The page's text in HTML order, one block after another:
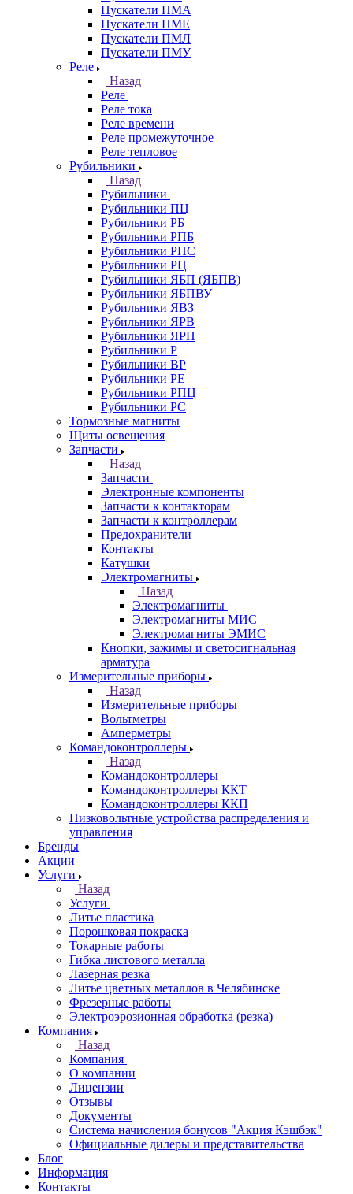
Пускатели ПМА
Пускатели ПМЕ
Пускатели ПМЛ
Пускатели ПМУ
Реле
Назад
Реле
Реле тока
Реле времени
Реле промежуточное
Реле тепловое
Рубильники
Назад
Рубильники
Рубильники ПЦ
Рубильники РБ
Рубильники РПБ
Рубильники РПС
Рубильники РЦ
Рубильники ЯБП (ЯБПВ)
Рубильники ЯБПВУ
Рубильники ЯВЗ
Рубильники ЯРВ
Рубильники ЯРП
Рубильники Р
Рубильники ВР
Рубильники РЕ
Рубильники РПЦ
Рубильники РС
Тормозные магниты
Щиты освещения
Запчасти
Назад
Запчасти
Электронные компоненты
Запчасти к контакторам
Запчасти к контроллерам
Предохранители
Контакты
Катушки
Электромагниты
Назад
Электромагниты
Электромагниты МИС
Электромагниты ЭМИС
Кнопки, зажимы и светосигнальная
арматура
Измерительные приборы
Назад
Измерительные приборы
Вольтметры
Амперметры
Командоконтроллеры
Назад
Командоконтроллеры
Командоконтроллеры ККТ
Командоконтроллеры ККП
Низковольтные устройства распределения и
управления
Бренды
Акции
Услуги
Назад
Услуги
Литье пластика
Порошковая покраска
Токарные работы
Гибка листового металла
Лазерная резка
Литье цветных металлов в Челябинске
Фрезерные работы
Электроэрозионная обработка (резка)
Компания
Назад
Компания
О компании
Лицензии
Отзывы
Документы
Система начисления бонусов "Акция Кэшбэк"
Официальные дилеры и представительства
Блог
Информация
Контакты